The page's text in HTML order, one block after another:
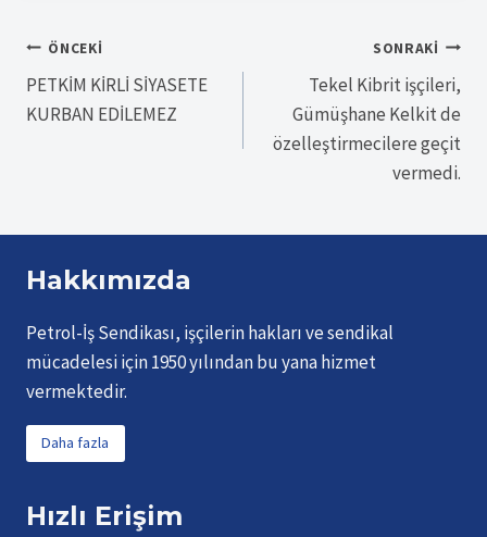
Yazı
gezinmesi
ÖNCEKI
PETKİM KİRLİ SİYASETE
KURBAN EDİLEMEZ
SONRAKI
Tekel Kibrit işçileri,
Gümüşhane Kelkit de
özelleştirmecilere geçit
vermedi.
Hakkımızda
Petrol-İş Sendikası, işçilerin hakları ve sendikal
mücadelesi için 1950 yılından bu yana hizmet
vermektedir.
Daha fazla
Hızlı Erişim